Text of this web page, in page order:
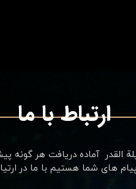
القدر ​​​​​​​ آماده دریافت هر گونه
های شما هستیم با ما در
ارتباط با ما